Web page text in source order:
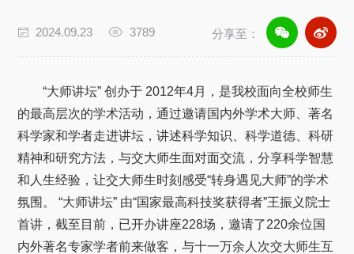
卓越工程师
专项工作
信息公开
关于我们
2024.09.23 3789 分享至：
“大师讲坛” 创办于 2012年4月，是我校面向全校师生
的最高层次的学术活动，通过邀请国内外学术大师、著名
科学家和学者走进讲坛，讲述科学知识、科学道德、科研
精神和研究方法，与交大师生面对面交流，分享科学智慧
和人生经验，让交大师生时刻感受“转身遇见大师”的学术
氛围。 “大师讲坛” 由“国家最高科技奖获得者”王振义院士
首讲，截至目前，已开办讲座228场，邀请了220余位国
内外著名专家学者前来做客，与十一万余人次交大师生互